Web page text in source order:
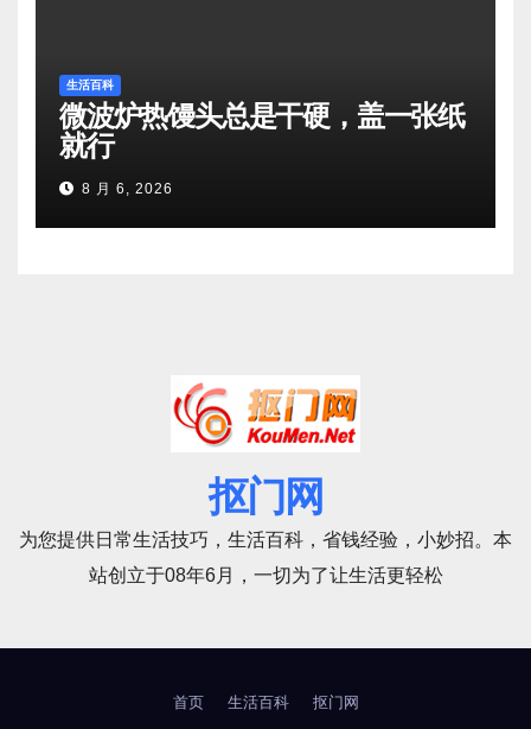
生活百科
微波炉热馒头总是干硬，盖一张纸
就行
8 月 6, 2026
抠门网
为您提供日常生活技巧，生活百科，省钱经验，小妙招。本
站创立于08年6月，一切为了让生活更轻松
首页 生活百科 抠门网